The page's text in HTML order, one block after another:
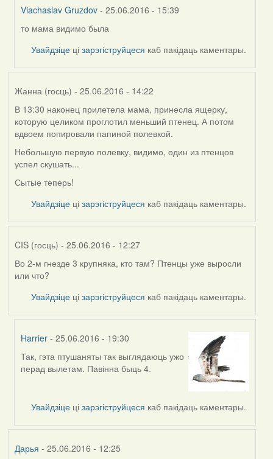
Viachaslav Gruzdov - 25.06.2016 - 15:39
In
reply
by
то мама видимо была
Увайдзіце цізарэгіструйцеся каб пакідаць каментары.
Жанна (госць) - 25.06.2016 - 14:22
В 13:30 наконец прилетела мама, принесла ящерку,
которую целиком проглотил меньший птенец. А потом
вдвоем попировали папиной полевкой.
Небольшую первую полевку, видимо, один из птенцов
успел скушать...
Сытые теперь!
Увайдзіце цізарэгіструйцеся каб пакідаць каментары.
CIS (госць) - 25.06.2016 - 12:27
Во 2-м гнезде 3 крупняка, кто там? Птенцы уже выросли
или что?
Увайдзіце цізарэгіструйцеся каб пакідаць каментары.
Harrier - 25.06.2016 - 19:30
In
reply
CIS
(госць)
Так, гэта птушаняты так выглядаюць ужо
перад вылетам. Павінна быць 4.
Увайдзіце цізарэгіструйцеся каб пакідаць каментары.
Дарья - 25.06.2016 - 12:25